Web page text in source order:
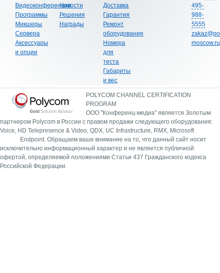
Видеоконференции
Программы
Микшеры
Сервера
Аксессуары
и опции
Новости
Решения
Награды
Доставка
Гарантия
Ремонт
оборудования
Номера
для
теста
Габариты
и вес
495-
988-
5555
moscow.ru
POLYCOM CHANNEL CERTIFICATION
PROGRAM
ООО "Конференц-медиа" является Золотым
партнером Polycom в России с правом продажи следующего оборудования:
Voice, HD Telepresence & Video, QDX, UC Infrastructure, RMX, Microsoft
Endpoint. Обращаем ваше внимание на то, что данный сайт носит
исключительно информационный характер и не является публичной
офертой, определяемой положениями Статьи 437 Гражданского кодекса
Российской Федерации.